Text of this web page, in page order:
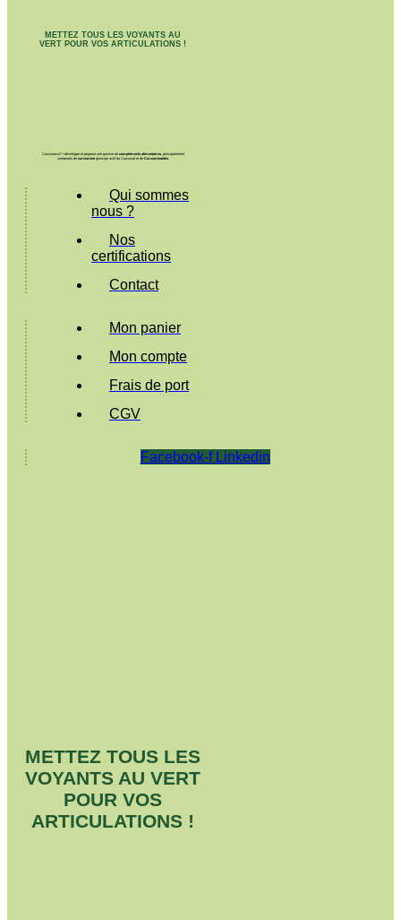
METTEZ TOUS LES VOYANTS AU
VERT POUR VOS ARTICULATIONS !
CurcumaxxC+ développe et propose une gamme de compléments alimentaires, principalement
composés de curcumine(principe actif du Curcuma) et de Curcuminoïdes.
Qui sommes
nous ?
Nos
certifications
Contact
Mon panier
Mon compte
Frais de port
CGV
Facebook-f Linkedin
METTEZ TOUS LES
VOYANTS AU VERT
POUR VOS
ARTICULATIONS !